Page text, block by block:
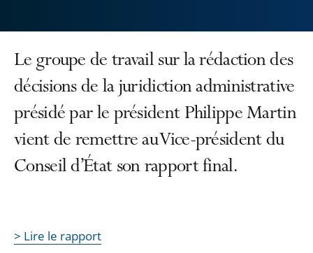
Le groupe de travail sur la rédaction des
décisions de la juridiction administrative
présidé par le président Philippe Martin
vient de remettre au Vice-président du
Conseil d’État son rapport final.
> Lire le rapport